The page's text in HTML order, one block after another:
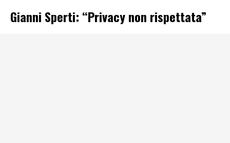
Gianni Sperti: “Privacy non rispettata”